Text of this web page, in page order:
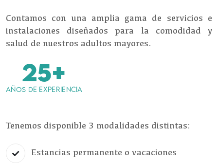
Contamos con una amplia gama de servicios e
instalaciones diseñados para la comodidad y
salud de nuestros adultos mayores.
25+
AÑOS DE EXPERIENCIA
Tenemos disponible 3 modalidades distintas:
Estancias permanente o vacaciones